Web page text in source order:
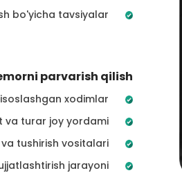
bo'yicha tavsiyalar
parvarish qilish
xodimlar
va turar joy yordami
tushirish vositalari
jarayoni